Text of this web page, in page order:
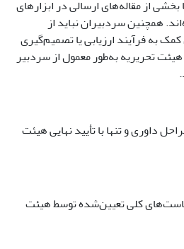
بخشی از مقاله‌های ارسالی در ابزارهای
همچنین سردبیران نباید از
به فرآیند ارزیابی یا تصمیم‌گیری
هیئت تحریریه به‌طور معمول از سردبیر
داوری و تنها با تأیید نهایی هیئت
کلی تعیین‌شده توسط هیئت